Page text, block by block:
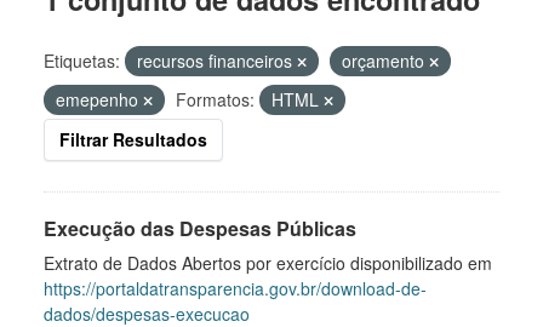
Etiquetas: recursos financeiros
orçamento
emepenho
Formatos:
HTML
Filtrar Resultados
Execução das Despesas Públicas
Extrato de Dados Abertos por exercício disponibilizado em
https://portaldatransparencia.gov.br/download-de-
dados/despesas-execucao